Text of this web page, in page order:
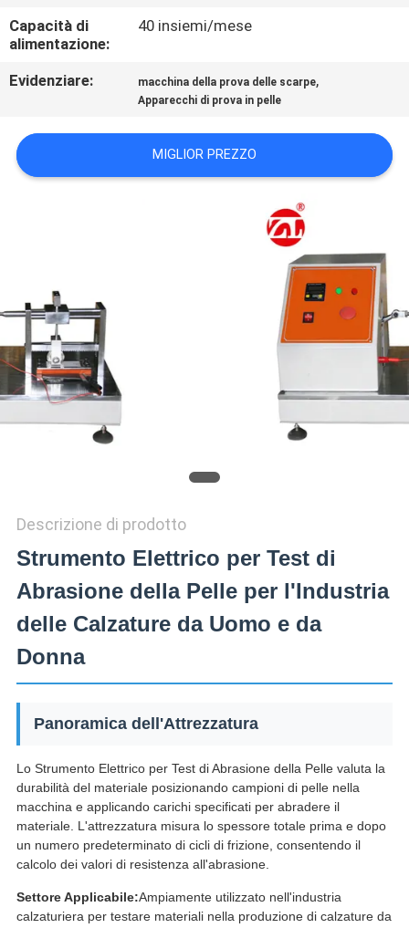
UNA
CITAZIONE
VR
SHOW
POLICY
Capacità di
alimentazione:
40 insiemi/mese
Evidenziare: macchina della prova delle scarpe,
Apparecchi di prova in pelle
MIGLIOR PREZZO
Descrizione di prodotto
Strumento Elettrico per Test di
Abrasione della Pelle per l'Industria
delle Calzature da Uomo e da
Donna
Panoramica dell'Attrezzatura
Lo Strumento Elettrico per Test di Abrasione della Pelle valuta la
durabilità del materiale posizionando campioni di pelle nella
macchina e applicando carichi specificati per abradere il
materiale. L'attrezzatura misura lo spessore totale prima e dopo
un numero predeterminato di cicli di frizione, consentendo il
calcolo dei valori di resistenza all'abrasione.
Settore Applicabile:Ampiamente utilizzato nell'industria
calzaturiera per testare materiali nella produzione di calzature da